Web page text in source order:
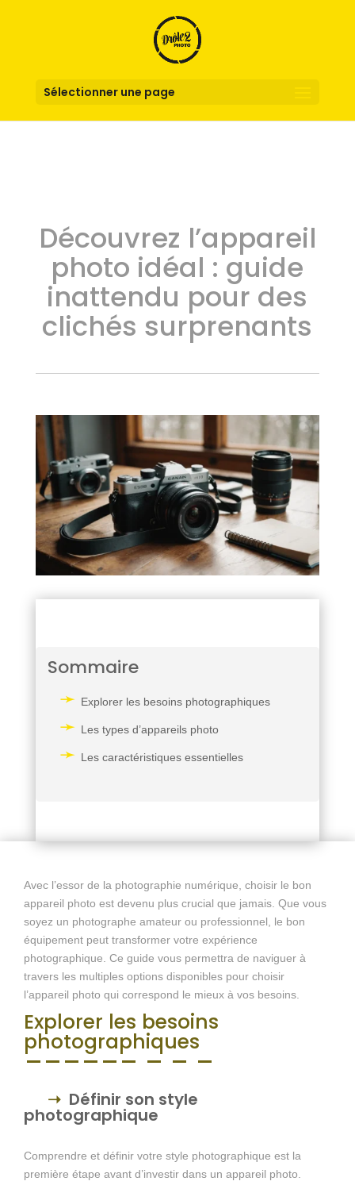
Sélectionner une page
Découvrez l’appareil
photo idéal : guide
inattendu pour des
clichés surprenants
Sommaire
Explorer les besoins photographiques
Les types d’appareils photo
Les caractéristiques essentielles
Avec l’essor de la photographie numérique, choisir le bon
appareil photo est devenu plus crucial que jamais. Que vous
soyez un photographe amateur ou professionnel, le bon
équipement peut transformer votre expérience
photographique. Ce guide vous permettra de naviguer à
travers les multiples options disponibles pour choisir
l’appareil photo qui correspond le mieux à vos besoins.
Explorer les besoins
photographiques
Définir son style
photographique
Comprendre et définir votre style photographique est la
première étape avant d’investir dans un appareil photo.